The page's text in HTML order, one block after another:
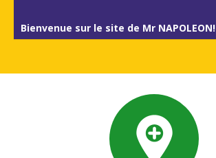
Bienvenue sur le site de Mr NAPOLEON!